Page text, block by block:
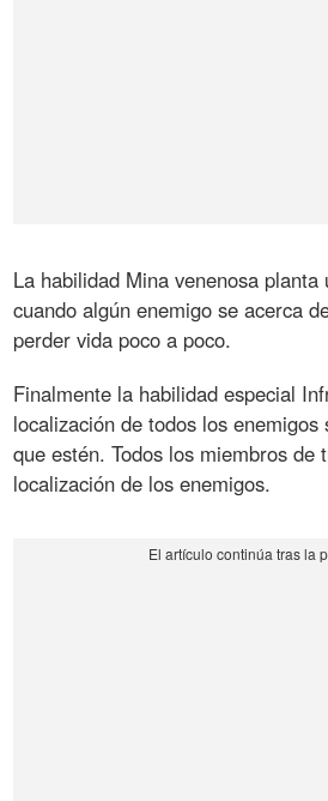
La habilidad Mina venenosa
cuando algún enemigo se acerca
perder vida poco a poco.
Finalmente la habilidad especial
localización de todos los
que estén. Todos los miembros de
localización de los enemigos.